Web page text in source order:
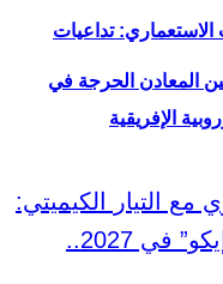
الاستعماري: تداعيات
الإفريقية
المعادن الحرجة في